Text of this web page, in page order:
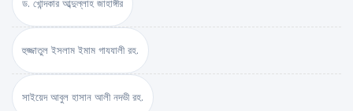
ড. খোন্দকার আব্দুল্লাহ জাহাঙ্গীর
হুজ্জাতুল ইসলাম ইমাম গাযযালী রহ.
সাইয়েদ আবুল হাসান আলী নদভী রহ.